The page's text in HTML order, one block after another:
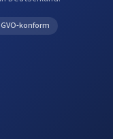
konform